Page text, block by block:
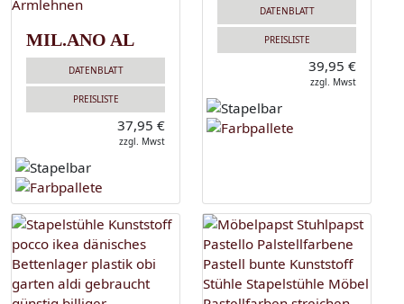
MIL.ANO AL
DATENBLATT
PREISLISTE
37,95 €
zzgl. Mwst
DATENBLATT
PREISLISTE
39,95 €
zzgl. Mwst